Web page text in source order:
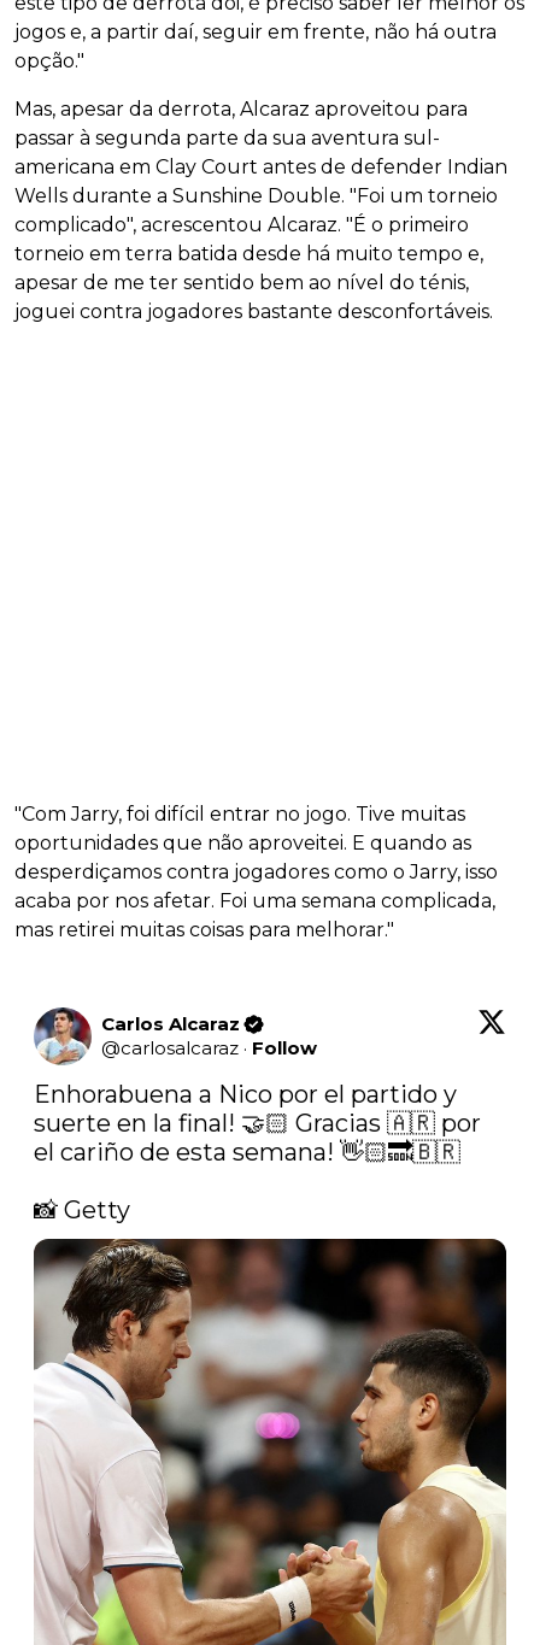
jogos e, a partir daí, seguir em frente, não há outra
opção."
Mas, apesar da derrota, Alcaraz aproveitou para
passar à segunda parte da sua aventura sul-
americana em Clay Court antes de defender Indian
Wells durante a Sunshine Double. "Foi um torneio
complicado", acrescentou Alcaraz. "É o primeiro
torneio em terra batida desde há muito tempo e,
apesar de me ter sentido bem ao nível do ténis,
joguei contra jogadores bastante desconfortáveis.
"Com Jarry, foi difícil entrar no jogo. Tive muitas
oportunidades que não aproveitei. E quando as
desperdiçamos contra jogadores como o Jarry, isso
acaba por nos afetar. Foi uma semana complicada,
mas retirei muitas coisas para melhorar."
Carlos Alcaraz
@carlosalcaraz · Follow
Enhorabuena a Nico por el partido y
suerte en la final! 🤝🏻 Gracias 🇦🇷 por
el cariño de esta semana! 👋🏻🔜🇧🇷
📸 Getty